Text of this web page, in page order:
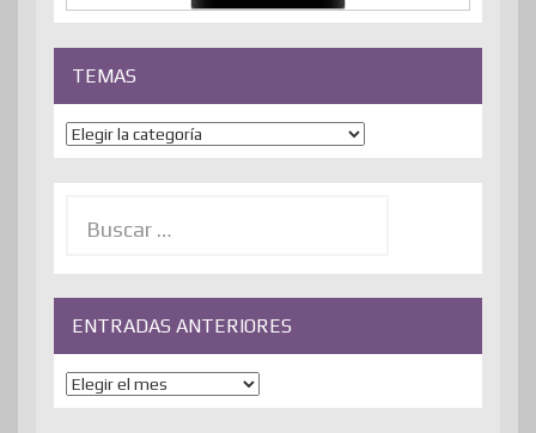
TEMAS
Temas
ENTRADAS ANTERIORES
ENTRADAS
ANTERIORES